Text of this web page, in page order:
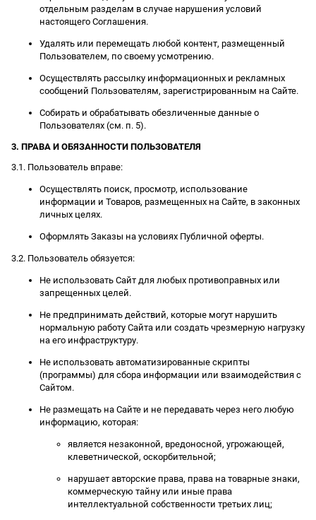
отдельным разделам в случае нарушения условий
настоящего Соглашения.
Удалять или перемещать любой контент, размещенный
Пользователем, по своему усмотрению.
Осуществлять рассылку информационных и рекламных
сообщений Пользователям, зарегистрированным на Сайте.
Собирать и обрабатывать обезличенные данные о
Пользователях (см. п. 5).
3. ПРАВА И ОБЯЗАННОСТИ ПОЛЬЗОВАТЕЛЯ
3.1. Пользователь вправе:
Осуществлять поиск, просмотр, использование
информации и Товаров, размещенных на Сайте, в законных
личных целях.
Оформлять Заказы на условиях Публичной оферты.
3.2. Пользователь обязуется:
Не использовать Сайт для любых противоправных или
запрещенных целей.
Не предпринимать действий, которые могут нарушить
нормальную работу Сайта или создать чрезмерную нагрузку
на его инфраструктуру.
Не использовать автоматизированные скрипты
(программы) для сбора информации или взаимодействия с
Сайтом.
Не размещать на Сайте и не передавать через него любую
информацию, которая:
является незаконной, вредоносной, угрожающей,
клеветнической, оскорбительной;
нарушает авторские права, права на товарные знаки,
коммерческую тайну или иные права
интеллектуальной собственности третьих лиц;